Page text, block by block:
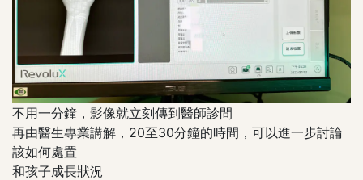
不用一分鐘，影像就立刻傳到醫師診間
再由醫生專業講解，20至30分鐘的時間，可以進一步討論
該如何處置
和孩子成長狀況